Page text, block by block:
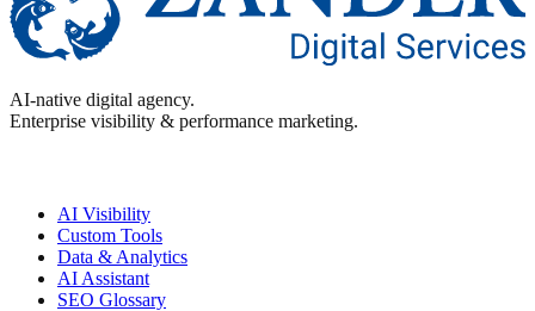
AI-native digital agency.
Enterprise visibility & performance marketing.
AI Visibility
Custom Tools
Data & Analytics
AI Assistant
SEO Glossary